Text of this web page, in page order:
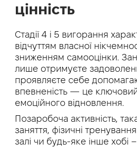
цінність
Стадії 4 і 5 вигорання
відчуттям власної
зниженням самооцінки.
лише отримуєте
проявляєте себе
впевненість — це
емоційного відновлення.
Позаробоча активність,
заняття, фізичні
залі чи будь-яке інше хобі